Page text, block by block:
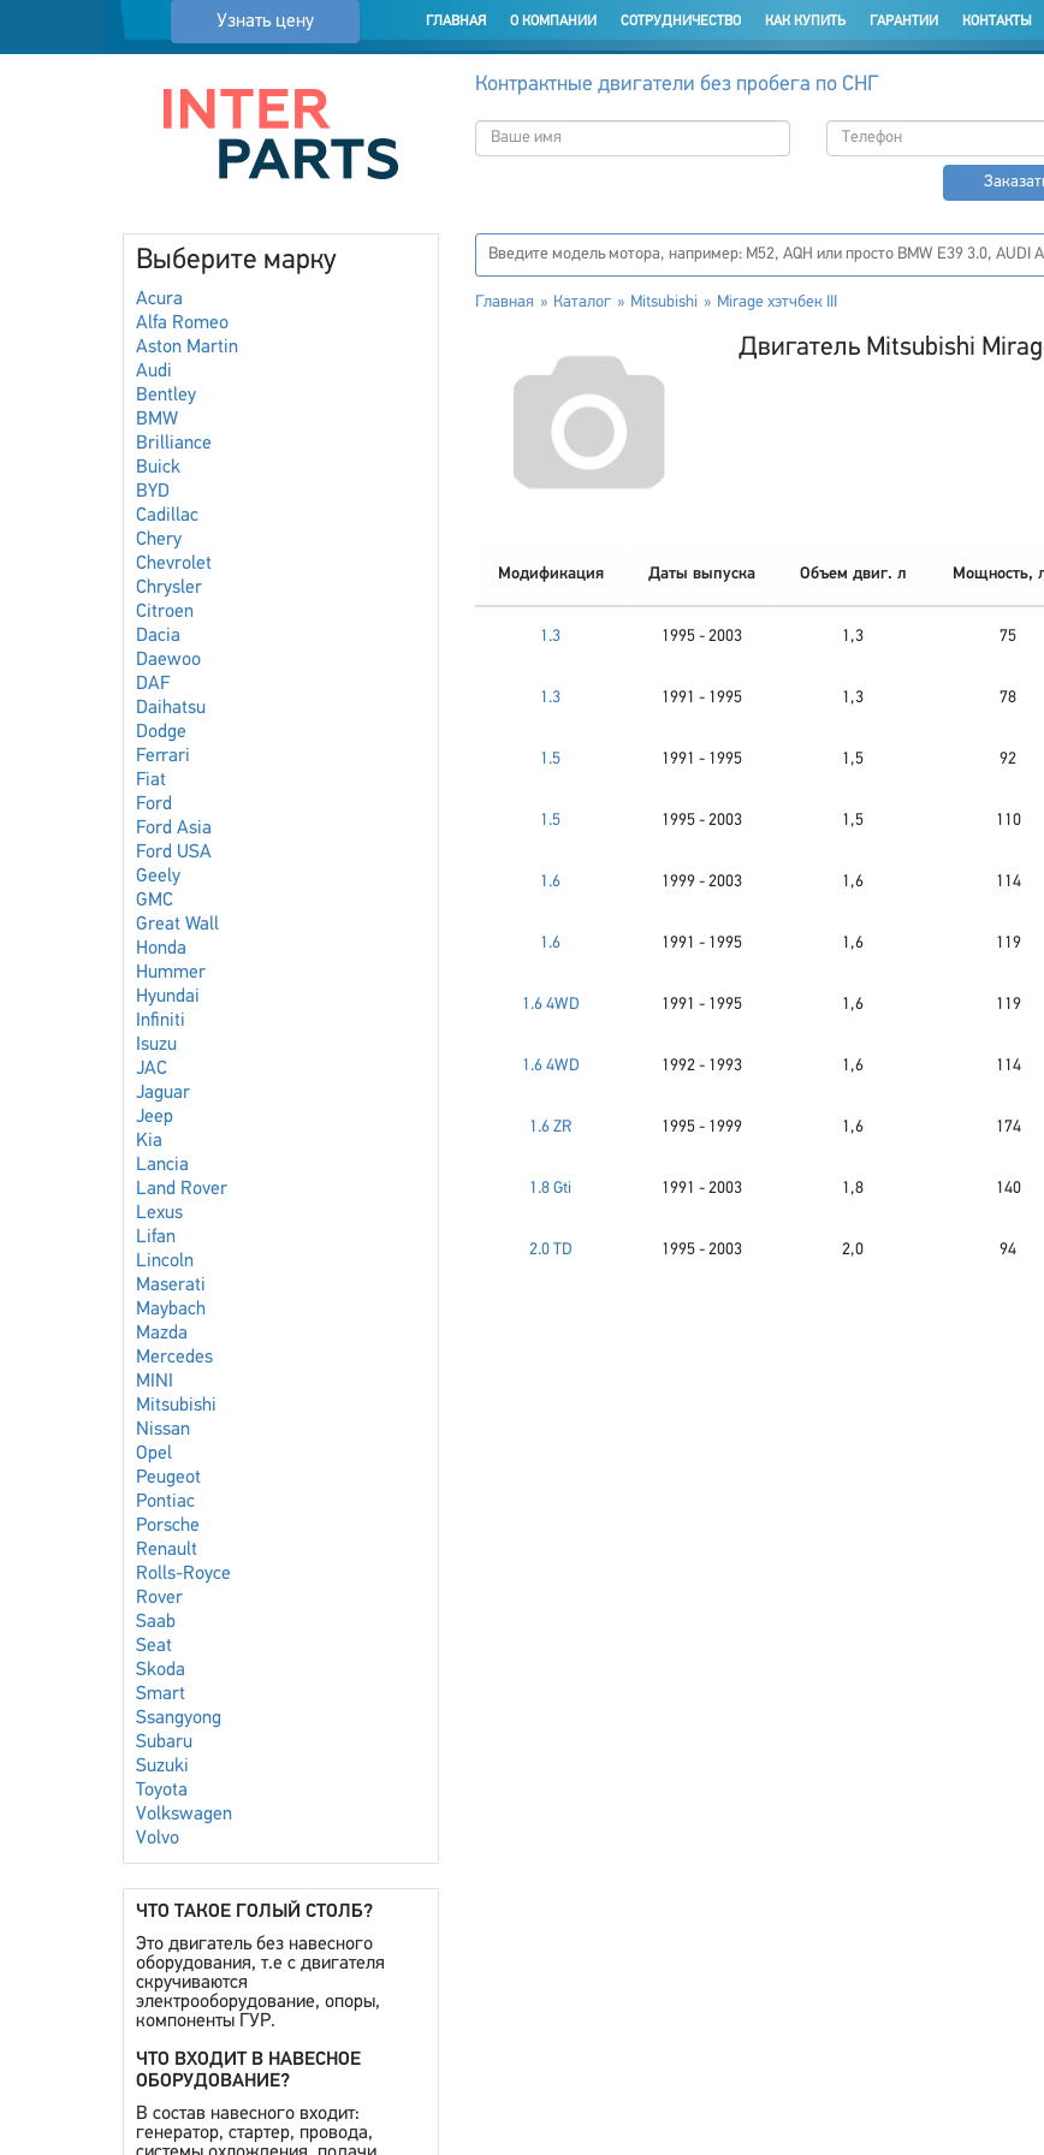
Узнать цену ГЛАВНАЯ О КОМПАНИИ СОТРУДНИЧЕСТВО КАК КУПИТЬ ГАРАНТИИ КОНТАКТЫ
Контрактные двигатели без пробега по СНГ
Выберите марку
Acura
Alfa Romeo
Aston Martin
Audi
Bentley
BMW
Brilliance
Buick
BYD
Cadillac
Chery
Chevrolet
Chrysler
Citroen
Dacia
Daewoo
DAF
Daihatsu
Dodge
Ferrari
Fiat
Ford
Ford Asia
Ford USA
Geely
GMC
Great Wall
Honda
Hummer
Hyundai
Infiniti
Isuzu
JAC
Jaguar
Jeep
Kia
Lancia
Land Rover
Lexus
Lifan
Lincoln
Maserati
Maybach
Mazda
Mercedes
MINI
Mitsubishi
Nissan
Opel
Peugeot
Pontiac
Porsche
Renault
Rolls-Royce
Rover
Saab
Seat
Skoda
Smart
Ssangyong
Subaru
Suzuki
Toyota
Volkswagen
Volvo
ЧТО ТАКОЕ ГОЛЫЙ СТОЛБ?
Это двигатель без навесного
оборудования, т.е с двигателя
скручиваются
электрооборудование, опоры,
компоненты ГУР.
ЧТО ВХОДИТ В НАВЕСНОЕ
ОБОРУДОВАНИЕ?
В состав навесного входит:
генератор, стартер, провода,
Главная Каталог Mitsubishi Mirage хэтчбек III
Двигатель Mitsubishi
Модификация Даты выпуска Объем двиг. л Мощность,
1.3 1995 - 2003 1,3 75
1.3 1991 - 1995 1,3 78
1.5 1991 - 1995 1,5 92
1.5 1995 - 2003 1,5 110
1.6 1999 - 2003 1,6 114
1.6 1991 - 1995 1,6 119
1.6 4WD 1991 - 1995 1,6 119
1.6 4WD 1992 - 1993 1,6 114
1.6 ZR 1995 - 1999 1,6 174
1.8 Gti 1991 - 2003 1,8 140
2.0 TD 1995 - 2003 2,0 94